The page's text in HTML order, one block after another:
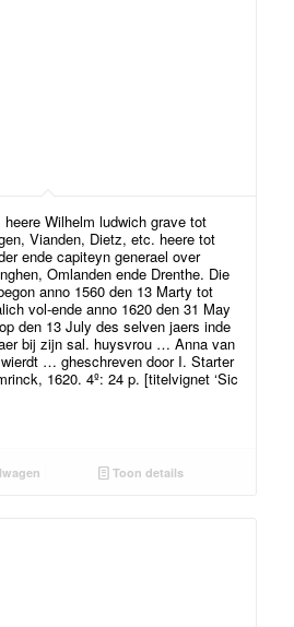
Wilhelm ludwich grave tot
Vianden, Dietz, etc. heere tot
ende capiteyn generael over
Omlanden ende Drenthe. Die
anno 1560 den 13 Marty tot
vol-ende anno 1620 den 31 May
den 13 July des selven jaers inde
bij zijn sal. huysvrou … Anna van
… gheschreven door I. Starter
1620. 4º: 24 p. [titelvignet ‘Sic
Toon details